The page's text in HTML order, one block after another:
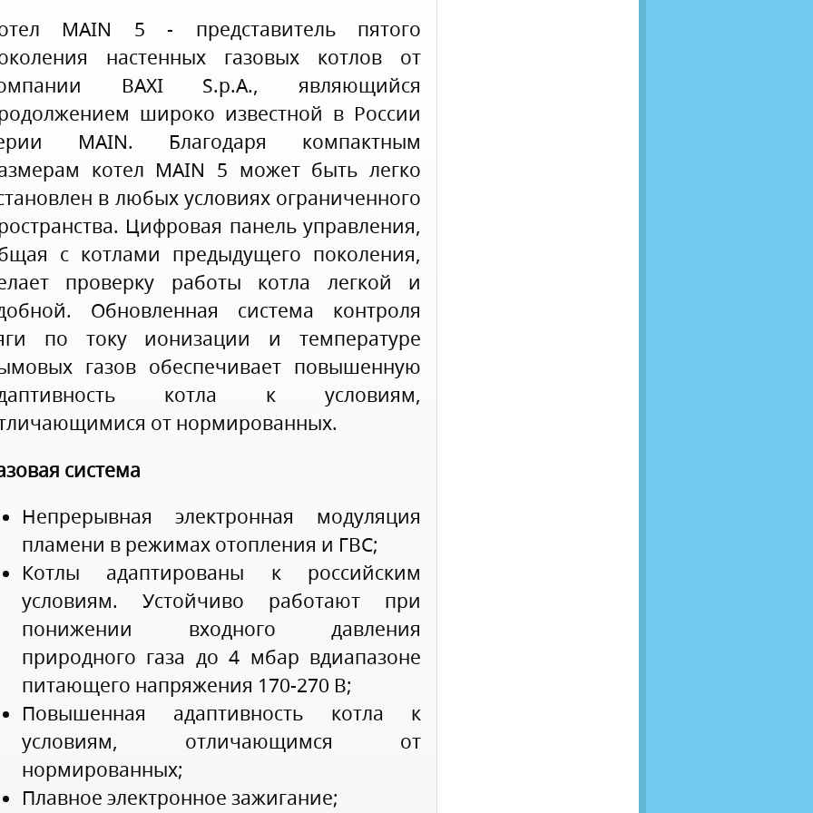
MAIN 5 - представитель пятого
настенных газовых котлов от
BAXI S.p.A., являющийся
широко известной в России
MAIN. Благодаря компактным
котел MAIN 5 может быть легко
в любых условиях ограниченного
Цифровая панель управления,
с котлами предыдущего поколения,
проверку работы котла легкой и
Обновленная система контроля
по току ионизации и температуре
газов обеспечивает повышенную
котла к условиям,
от нормированных.
система
Непрерывная электронная модуляция
пламени в режимах отопления и ГВС;
Котлы адаптированы к российским
условиям. Устойчиво работают при
понижении входного давления
природного газа до 4 мбар вдиапазоне
питающего напряжения 170-270 В;
Повышенная адаптивность котла к
условиям, отличающимся от
нормированных;
Плавное электронное зажигание;